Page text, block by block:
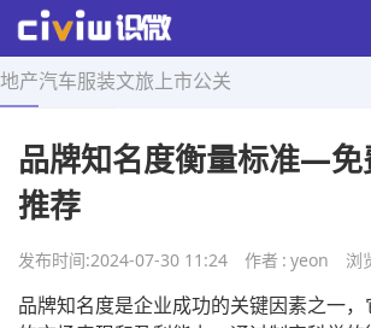
地产汽车服装文旅 上市公关
首页 > 营销技巧 > 正文
品牌知名度衡量标准—免
推荐
发布时间:2024-07-30 11:24 作者 : yeon 浏
品牌知名度是企业成功的关键因素之一